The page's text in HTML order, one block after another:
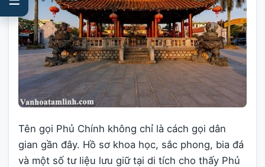
Tên gọi Phủ Chính không chỉ là cách gọi dân
gian gần đây. Hồ sơ khoa học, sắc phong, bia đá
và một số tư liệu lưu giữ tại di tích cho thấy Phủ